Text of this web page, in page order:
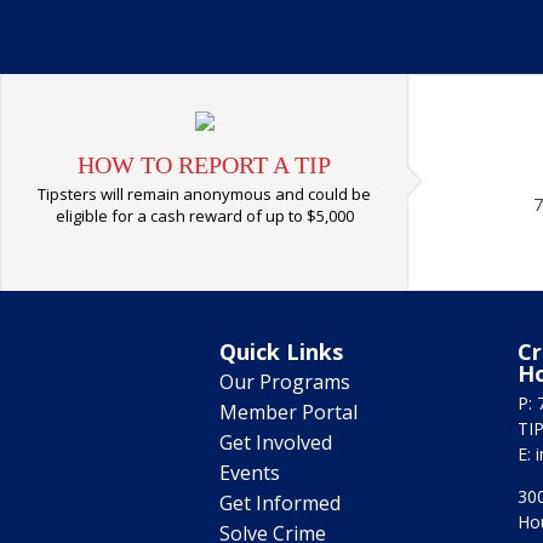
HOW TO REPORT A TIP
Tipsters will remain anonymous and could be
eligible for a cash reward of up to $5,000
Quick Links
Our Programs
Member Portal
Get Involved
Events
Get Informed
Solve Crime
P:
E: